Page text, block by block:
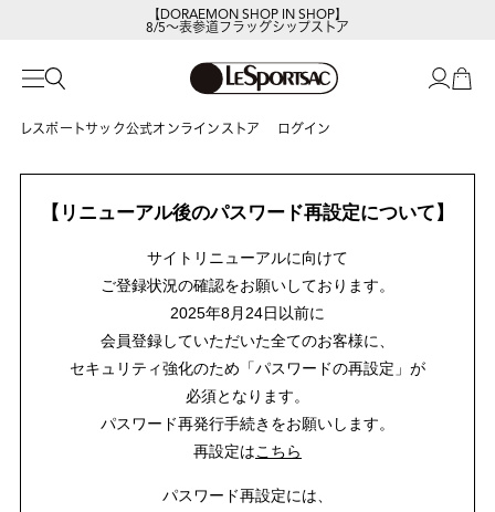
【DORAEMON SHOP IN SHOP】
8/5～表参道フラッグシップストア
レスポートサック公式オンラインストア ログイン
【リニューアル後のパスワード再設定について】
サイトリニューアルに向けて
ご登録状況の確認をお願いしております。
2025年8月24日以前に
会員登録していただいた全てのお客様に、
セキュリティ強化のため「パスワードの再設定」が
必須となります。
パスワード再発行手続きをお願いします。
再設定はこちら
パスワード再設定には、